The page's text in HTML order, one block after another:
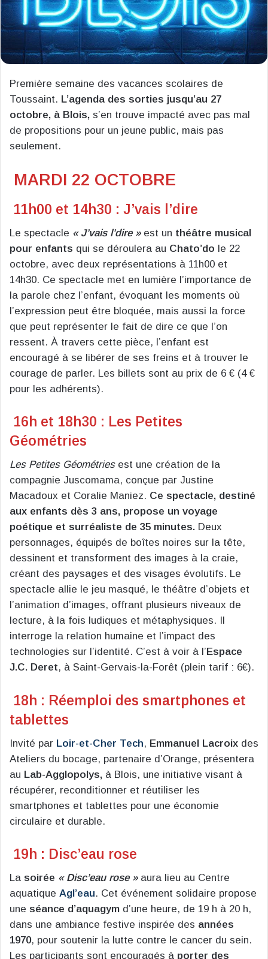
Première semaine des vacances scolaires de
Toussaint. L’agenda des sorties jusqu’au 27
octobre, à Blois, s’en trouve impacté avec pas mal
de propositions pour un jeune public, mais pas
seulement.
MARDI 22 OCTOBRE
11h00 et 14h30 : J’vais l’dire
Le spectacle « J’vais l’dire »est un théâtre musical
pour enfants qui se déroulera au Chato’do le 22
octobre, avec deux représentations à 11h00 et
14h30. Ce spectacle met en lumière l’importance de
la parole chez l’enfant, évoquant les moments où
l’expression peut être bloquée, mais aussi la force
que peut représenter le fait de dire ce que l’on
ressent. À travers cette pièce, l’enfant est
encouragé à se libérer de ses freins et à trouver le
courage de parler. Les billets sont au prix de 6 € (4 €
pour les adhérents).
16h et 18h30 : Les Petites
Géométries
Les Petites Géométriesest une création de la
compagnie Juscomama, conçue par Justine
Macadoux et Coralie Maniez. Ce spectacle, destiné
aux enfants dès 3 ans, propose un voyage
poétique et surréaliste de 35 minutes. Deux
personnages, équipés de boîtes noires sur la tête,
dessinent et transforment des images à la craie,
créant des paysages et des visages évolutifs. Le
spectacle allie le jeu masqué, le théâtre d’objets et
l’animation d’images, offrant plusieurs niveaux de
lecture, à la fois ludiques et métaphysiques. Il
interroge la relation humaine et l’impact des
technologies sur l’identité. C’est à voir à l’ Espace
J.C. Deret, à Saint-Gervais-la-Forêt (plein tarif : 6€).
18h : Réemploi des smartphones et
tablettes
Invité par Loir-et-Cher Tech, Emmanuel Lacroix des
Ateliers du bocage, partenaire d’Orange, présentera
au Lab-Agglopolys, à Blois, une initiative visant à
récupérer, reconditionner et réutiliser les
smartphones et tablettes pour une économie
circulaire et durable.
19h : Disc’eau rose
La soirée « Disc’eau rose »aura lieu au Centre
aquatique Agl’eau. Cet événement solidaire propose
une séance d’aquagym d’une heure, de 19 h à 20 h,
dans une ambiance festive inspirée des années
1970, pour soutenir la lutte contre le cancer du sein.
Les participants sont encouragés à porter des